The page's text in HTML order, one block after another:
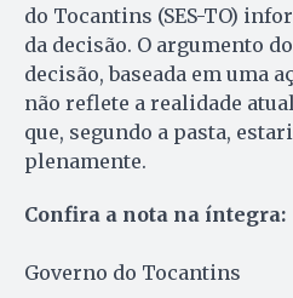
do Tocantins (SES-TO)
da decisão. O argumento
decisão, baseada em uma
não reflete a realidade
que, segundo a pasta,
plenamente.
Confira a nota na íntegra:
Governo do Tocantins